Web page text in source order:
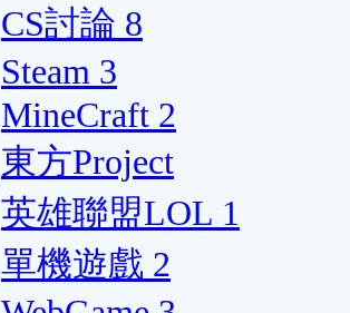
CS討論 8
Steam 3
MineCraft 2
東方Project
英雄聯盟LOL 1
單機遊戲 2